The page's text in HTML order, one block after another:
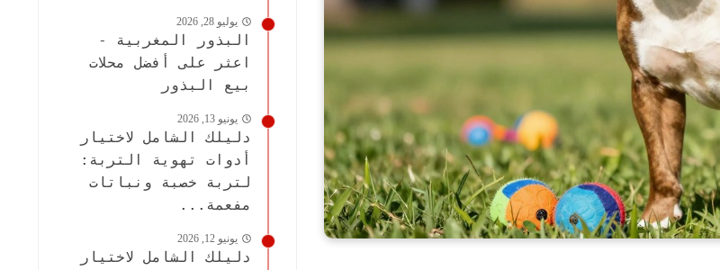
يوليو 28, 2026
البذور المغربية -
اعثر على أفضل محلات
بيع البذور
يونيو 13, 2026
دليلك الشامل لاختيار
أدوات تهوية التربة:
لتربة خصبة ونباتات
مفعمة...
يونيو 12, 2026
دليلك الشامل لاختيار